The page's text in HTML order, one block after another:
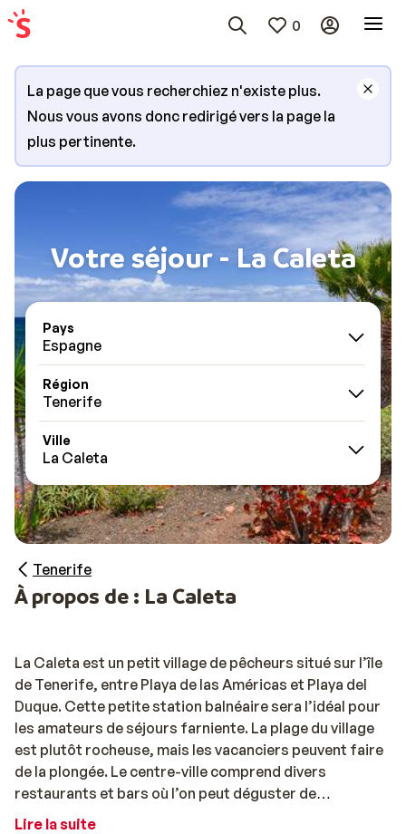
0
La page que vous recherchiez n'existe plus.
Nous vous avons donc redirigé vers la page la
plus pertinente.
Votre séjour - La Caleta
Pays
Espagne
Région
Tenerife
Ville
La Caleta
Tenerife
À propos de : La Caleta
La Caleta est un petit village de pêcheurs situé sur l’île
de Tenerife, entre Playa de las Américas et Playa del
Duque. Cette petite station balnéaire sera l’idéal pour
les amateurs de séjours farniente. La plage du village
est plutôt rocheuse, mais les vacanciers peuvent faire
de la plongée. Le centre-ville comprend divers
restaurants et bars où l’on peut déguster de
délicieuses spécialités locales. Vous ne résisterez pas
Lire la suite